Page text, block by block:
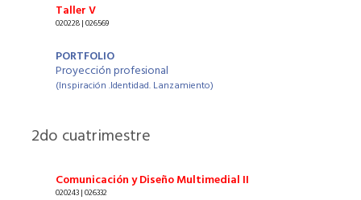
Taller V
020228 | 026569
PORTFOLIO
Proyección profesional
(Inspiración .Identidad. Lanzamiento)
2do cuatrimestre
Comunicación y Diseño Multimedial II
020243 | 026332